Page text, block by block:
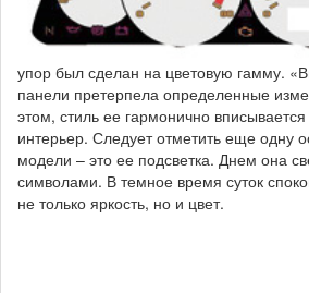
упор был сделан на цветовую гамму.
панели претерпела определенные
этом, стиль ее гармонично
интерьер. Следует отметить еще одну
модели – это ее подсветка. Днем она
символами. В темное время суток
не только яркость, но и цвет.